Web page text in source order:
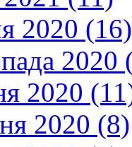
2020 (16)
2020
2020
2020 (8)